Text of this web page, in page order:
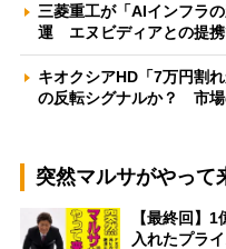
三菱重工が「AIインフラ
運 エヌビディアとの提
キオクシアHD「7万円割
の反転シグナルか？ 市
突然マルサがやって
【最終回】
入れたプラ